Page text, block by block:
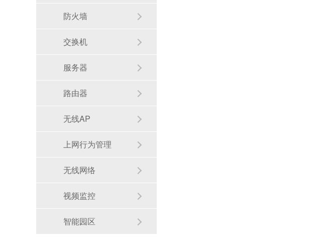
防火墙
交换机
服务器
路由器
无线AP
上网行为管理
无线网络
视频监控
智能园区